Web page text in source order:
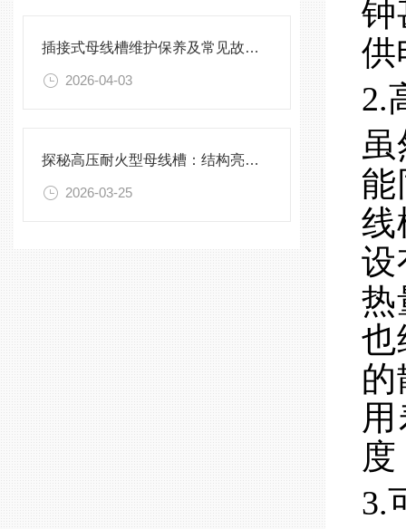
插接式母线槽维护保养及常见故障处理指南
2026-04-03
探秘高压耐火型母线槽：结构亮点与实用效能
2026-03-25
钟
供
2.
能
线
设
热
也
的
3.